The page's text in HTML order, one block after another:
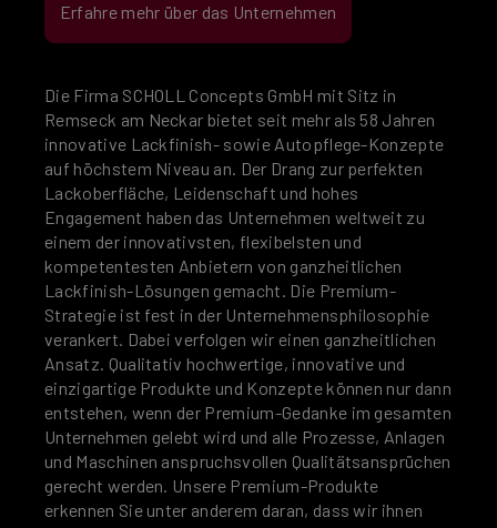
Erfahre mehr über das Unternehmen
Die Firma SCHOLL Concepts GmbH mit Sitz in
Remseck am Neckar bietet seit mehr als 58 Jahren
innovative Lackfinish- sowie Autopflege-Konzepte
auf höchstem Niveau an. Der Drang zur perfekten
Lackoberfläche, Leidenschaft und hohes
Engagement haben das Unternehmen weltweit zu
einem der innovativsten, flexibelsten und
kompetentesten Anbietern von ganzheitlichen
Lackfinish-Lösungen gemacht. Die Premium-
Strategie ist fest in der Unternehmensphilosophie
verankert. Dabei verfolgen wir einen ganzheitlichen
Ansatz. Qualitativ hochwertige, innovative und
einzigartige Produkte und Konzepte können nur dann
entstehen, wenn der Premium-Gedanke im gesamten
Unternehmen gelebt wird und alle Prozesse, Anlagen
und Maschinen anspruchsvollen Qualitätsansprüchen
gerecht werden. Unsere Premium-Produkte
erkennen Sie unter anderem daran, dass wir ihnen